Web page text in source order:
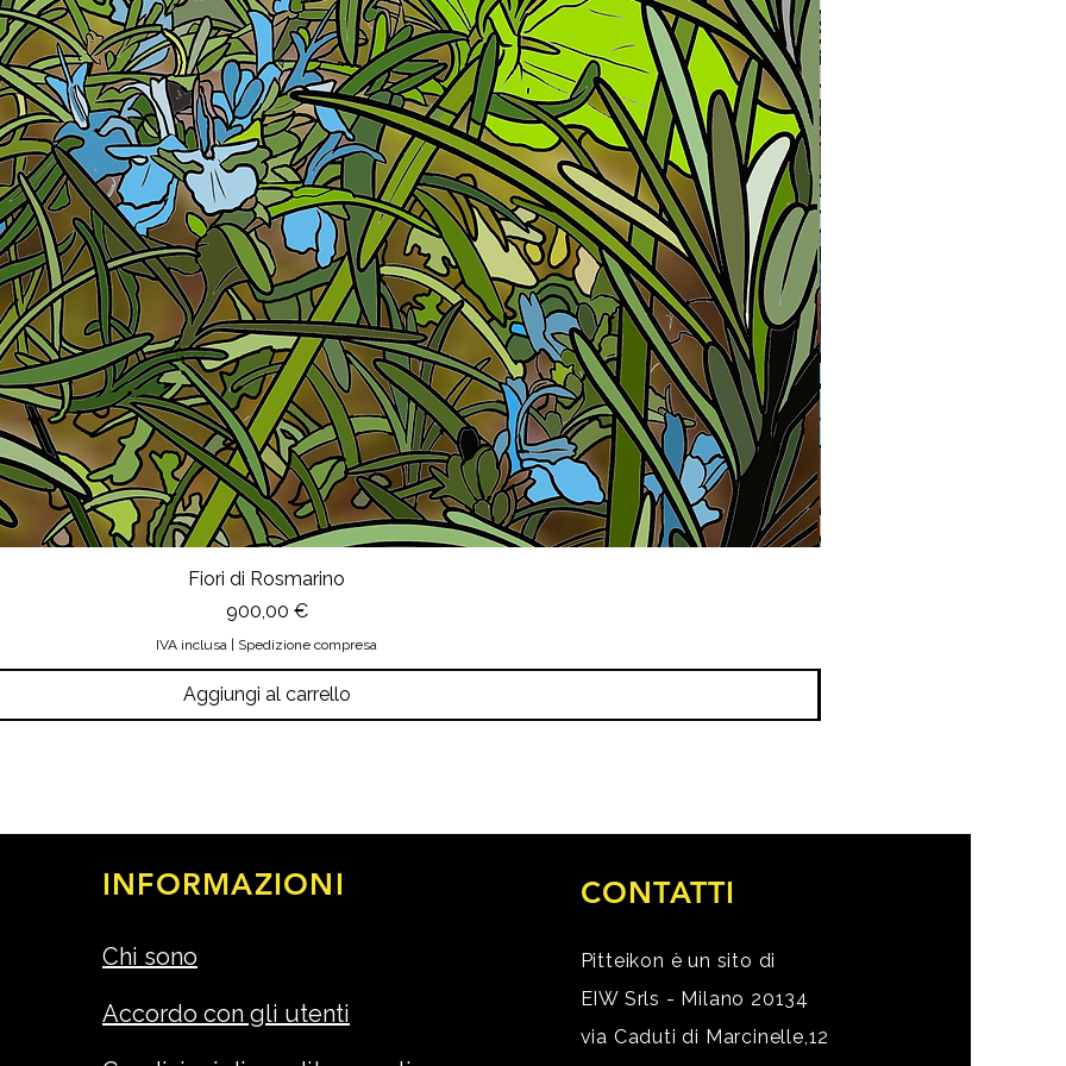
Fiori di Rosmarino
Prezzo
900,00 €
IVA inclusa Spedizione compresa
Aggiungi al carrello
INFORMAZIONI
Chi sono
Accordo con gli utenti
CONTATTI
Pitteikon è un sito di
EIW Srls - Milano 20134
via Caduti di Marcinelle,12